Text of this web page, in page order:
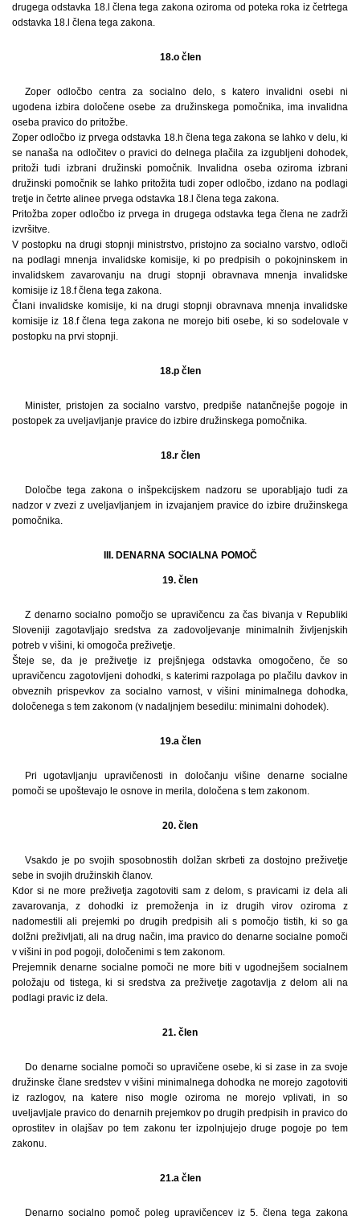
drugega odstavka 18.l člena tega zakona oziroma od poteka roka iz četrtega
odstavka 18.l člena tega zakona.
18.o člen
Zoper odločbo centra za socialno delo, s katero invalidni osebi ni
ugodena izbira določene osebe za družinskega pomočnika, ima invalidna
oseba pravico do pritožbe.
Zoper odločbo iz prvega odstavka 18.h člena tega zakona se lahko v delu, ki
se nanaša na odločitev o pravici do delnega plačila za izgubljeni dohodek,
pritoži tudi izbrani družinski pomočnik. Invalidna oseba oziroma izbrani
družinski pomočnik se lahko pritožita tudi zoper odločbo, izdano na podlagi
tretje in četrte alinee prvega odstavka 18.l člena tega zakona.
Pritožba zoper odločbo iz prvega in drugega odstavka tega člena ne zadrži
izvršitve.
V postopku na drugi stopnji ministrstvo, pristojno za socialno varstvo, odloči
na podlagi mnenja invalidske komisije, ki po predpisih o pokojninskem in
invalidskem zavarovanju na drugi stopnji obravnava mnenja invalidske
komisije iz 18.f člena tega zakona.
Člani invalidske komisije, ki na drugi stopnji obravnava mnenja invalidske
komisije iz 18.f člena tega zakona ne morejo biti osebe, ki so sodelovale v
postopku na prvi stopnji.
18.p člen
Minister, pristojen za socialno varstvo, predpiše natančnejše pogoje in
postopek za uveljavljanje pravice do izbire družinskega pomočnika.
18.r člen
Določbe tega zakona o inšpekcijskem nadzoru se uporabljajo tudi za
nadzor v zvezi z uveljavljanjem in izvajanjem pravice do izbire družinskega
pomočnika.
III. DENARNA SOCIALNA POMOČ
19. člen
Z denarno socialno pomočjo se upravičencu za čas bivanja v Republiki
Sloveniji zagotavljajo sredstva za zadovoljevanje minimalnih življenjskih
potreb v višini, ki omogoča preživetje.
Šteje se, da je preživetje iz prejšnjega odstavka omogočeno, če so
upravičencu zagotovljeni dohodki, s katerimi razpolaga po plačilu davkov in
obveznih prispevkov za socialno varnost, v višini minimalnega dohodka,
določenega s tem zakonom (v nadaljnjem besedilu: minimalni dohodek).
19.a člen
Pri ugotavljanju upravičenosti in določanju višine denarne socialne
pomoči se upoštevajo le osnove in merila, določena s tem zakonom.
20. člen
Vsakdo je po svojih sposobnostih dolžan skrbeti za dostojno preživetje
sebe in svojih družinskih članov.
Kdor si ne more preživetja zagotoviti sam z delom, s pravicami iz dela ali
zavarovanja, z dohodki iz premoženja in iz drugih virov oziroma z
nadomestili ali prejemki po drugih predpisih ali s pomočjo tistih, ki so ga
dolžni preživljati, ali na drug način, ima pravico do denarne socialne pomoči
v višini in pod pogoji, določenimi s tem zakonom.
Prejemnik denarne socialne pomoči ne more biti v ugodnejšem socialnem
položaju od tistega, ki si sredstva za preživetje zagotavlja z delom ali na
podlagi pravic iz dela.
21. člen
Do denarne socialne pomoči so upravičene osebe, ki si zase in za svoje
družinske člane sredstev v višini minimalnega dohodka ne morejo zagotoviti
iz razlogov, na katere niso mogle oziroma ne morejo vplivati, in so
uveljavljale pravico do denarnih prejemkov po drugih predpisih in pravico do
oprostitev in olajšav po tem zakonu ter izpolnjujejo druge pogoje po tem
zakonu.
21.a člen
Denarno socialno pomoč poleg upravičencev iz 5. člena tega zakona